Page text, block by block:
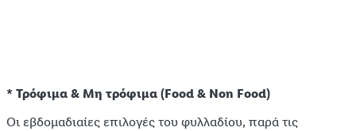
* Τρόφιμα & Μη τρόφιμα (Food & Non Food)
Οι εβδομαδιαίες επιλογές του φυλλαδίου, παρά τις